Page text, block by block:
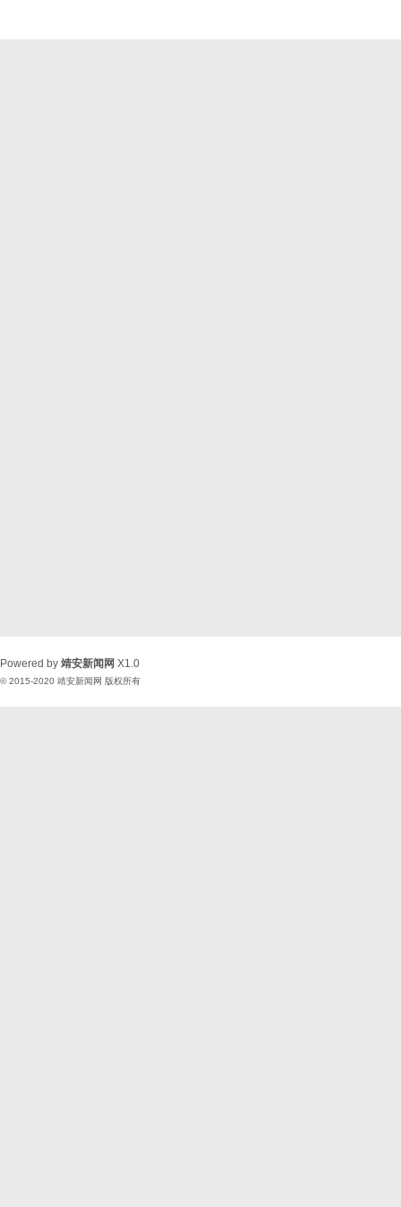
Powered by 靖安新闻网 X1.0
© 2015-2020 靖安新闻网 版权所有